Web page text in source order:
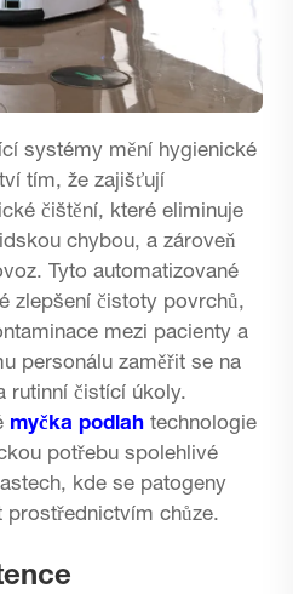
systémy mění hygienické
tím, že zajišťují
čištění, které eliminuje
chybou, a zároveň
Tyto automatizované
zlepšení čistoty povrchů,
mezi pacienty a
personálu zaměřit se na
rutinní čistící úkoly.
myčka podlah technologie
potřebu spolehlivé
kde se patogeny
prostřednictvím chůze.